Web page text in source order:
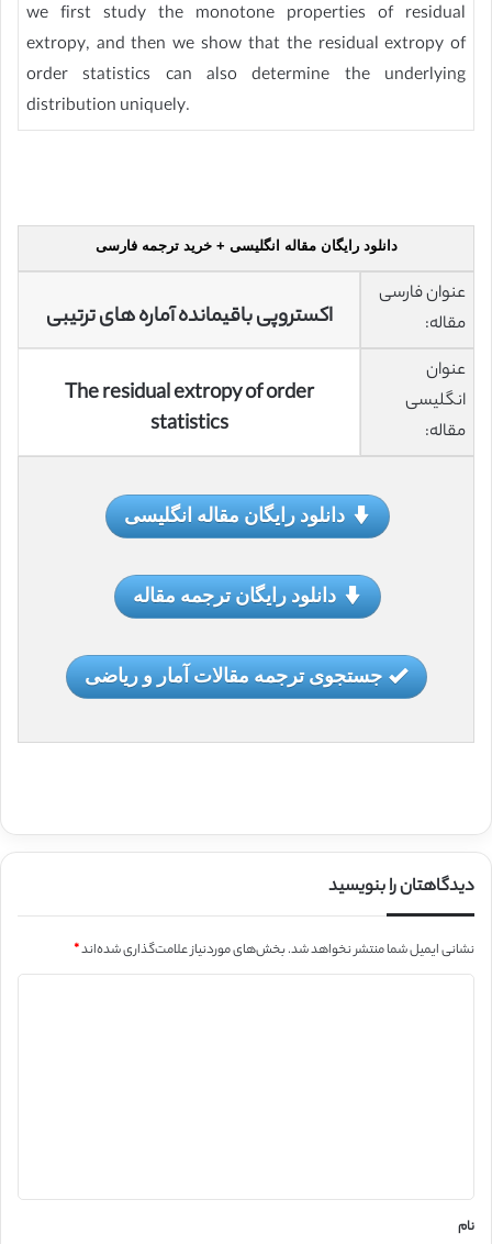
we first study the monotone properties of residual
extropy, and then we show that the residual extropy of
order statistics can also determine the underlying
distribution uniquely.
دانلود رایگان مقاله انگلیسی + خرید ترجمه فارسی
عنوان فارسی
مقاله:
اکستروپی باقیمانده آماره های ترتیبی
عنوان
انگلیسی
مقاله:
The residual extropy of order
statistics
دانلود رایگان مقاله انگلیسی
دانلود رایگان ترجمه مقاله
جستجوی ترجمه مقالات آمار و ریاضی
دیدگاهتان را بنویسید
نشانی ایمیل شما منتشر نخواهد شد.بخش‌های موردنیاز علامت‌گذاری شده‌اند*
نام